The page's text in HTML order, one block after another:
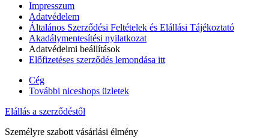
Impresszum
Adatvédelem
Általános Szerződési Feltételek és Elállási Tájékoztató
Akadálymentesítési nyilatkozat
Adatvédelmi beállítások
Előfizetéses szerződés lemondása itt
Cég
További niceshops üzletek
Elállás a szerződéstől
Személyre szabott vásárlási élmény